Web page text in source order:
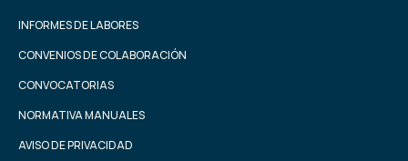
INFORMES DE LABORES
CONVENIOS DE COLABORACIÓN
CONVOCATORIAS
NORMATIVA MANUALES
AVISO DE PRIVACIDAD